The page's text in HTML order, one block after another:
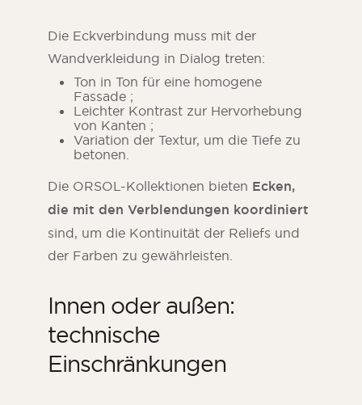
Die Eckverbindung muss mit der
Wandverkleidung in Dialog treten:
Ton in Ton für eine homogene
Fassade ;
Leichter Kontrast zur Hervorhebung
von Kanten ;
Variation der Textur, um die Tiefe zu
betonen.
Die ORSOL-Kollektionen bieten Ecken,
die mit den Verblendungen koordiniert
sind, um die Kontinuität der Reliefs und
der Farben zu gewährleisten.
Innen oder außen:
technische
Einschränkungen